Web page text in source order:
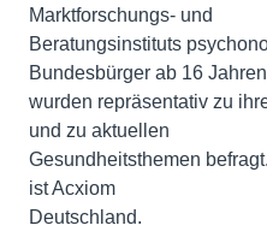
Marktforschungs- und
Beratungsinstituts
Bundesbürger ab 16 Jahren
wurden repräsentativ zu
und zu aktuellen
Gesundheitsthemen
ist Acxiom
Deutschland.